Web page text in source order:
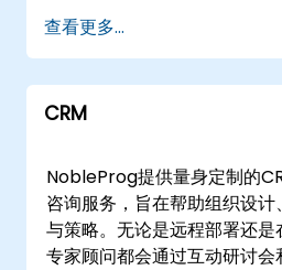
决您的具体技术需求和业务目
灵活，以适应您的运营需求
用交互式、安全的远程桌面
决和解决方案部署。或者，我
工作流程的无缝集成。
新本地咨询合作伙伴。
查看更多...
CRM
NobleProg提供量身定制的
咨询服务，旨在帮助组织设
与策略。无论是远程部署还
专家顾问都会通过互动研讨